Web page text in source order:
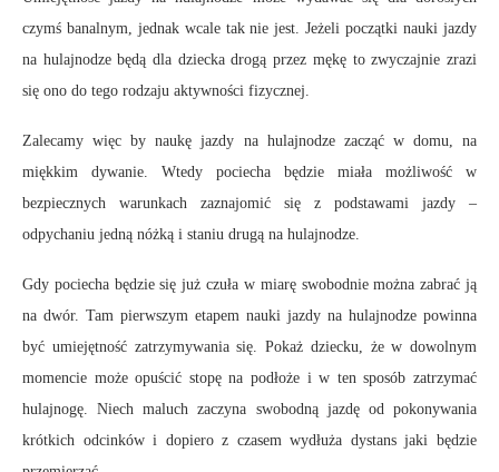
czymś banalnym, jednak wcale tak nie jest. Jeżeli początki nauki jazdy
na hulajnodze będą dla dziecka drogą przez mękę to zwyczajnie zrazi
się ono do tego rodzaju aktywności fizycznej.
Zalecamy więc by naukę jazdy na hulajnodze zacząć w domu, na
miękkim dywanie. Wtedy pociecha będzie miała możliwość w
bezpiecznych warunkach zaznajomić się z podstawami jazdy –
odpychaniu jedną nóżką i staniu drugą na hulajnodze.
Gdy pociecha będzie się już czuła w miarę swobodnie można zabrać ją
na dwór. Tam pierwszym etapem nauki jazdy na hulajnodze powinna
być umiejętność zatrzymywania się. Pokaż dziecku, że w dowolnym
momencie może opuścić stopę na podłoże i w ten sposób zatrzymać
hulajnogę. Niech maluch zaczyna swobodną jazdę od pokonywania
krótkich odcinków i dopiero z czasem wydłuża dystans jaki będzie